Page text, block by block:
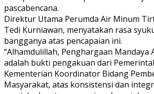
pascabencana.
Direktur Utama Perumda Air Minum
Tedi Kurniawan, menyatakan rasa
bangganya atas pencapaian ini.
“Alhamdulillah, Penghargaan Mandaya
adalah bukti pengakuan dari
Kementerian Koordinator Bidang
Masyarakat, atas konsistensi dan